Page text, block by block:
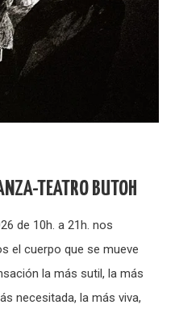
TEATRO BUTOH
de 10h. a 21h. nos
el cuerpo que se mueve
la más sutil, la más
necesitada, la más viva,